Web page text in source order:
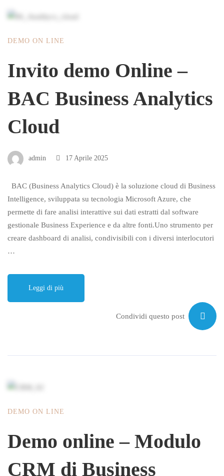
DEMO ON LINE
Invito demo Online –
BAC Business Analytics
Cloud
admin 17 Aprile 2025
BAC (Business Analytics Cloud) è la soluzione cloud di Business
Intelligence, sviluppata su tecnologia Microsoft Azure, che
permette di fare analisi interattive sui dati estratti dal software
gestionale Business Experience e da altre fonti.Uno strumento per
creare dashboard di analisi, condivisibili con i diversi interlocutori
…
Leggi di più
Condividi questo post
DEMO ON LINE
Demo online – Modulo
CRM di Business